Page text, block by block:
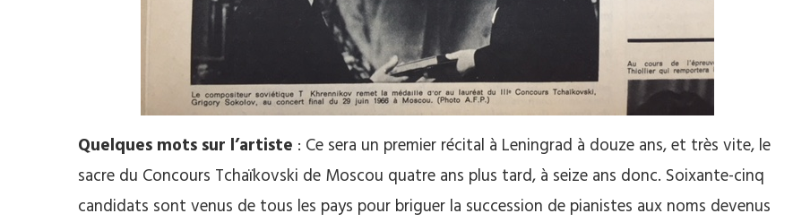
Quelques mots sur l’artiste : Ce sera un premier récital à Leningrad à douze ans, et très vite, le
sacre du Concours Tchaïkovski de Moscou quatre ans plus tard, à seize ans donc. Soixante-cinq
candidats sont venus de tous les pays pour briguer la succession de pianistes aux noms devenus